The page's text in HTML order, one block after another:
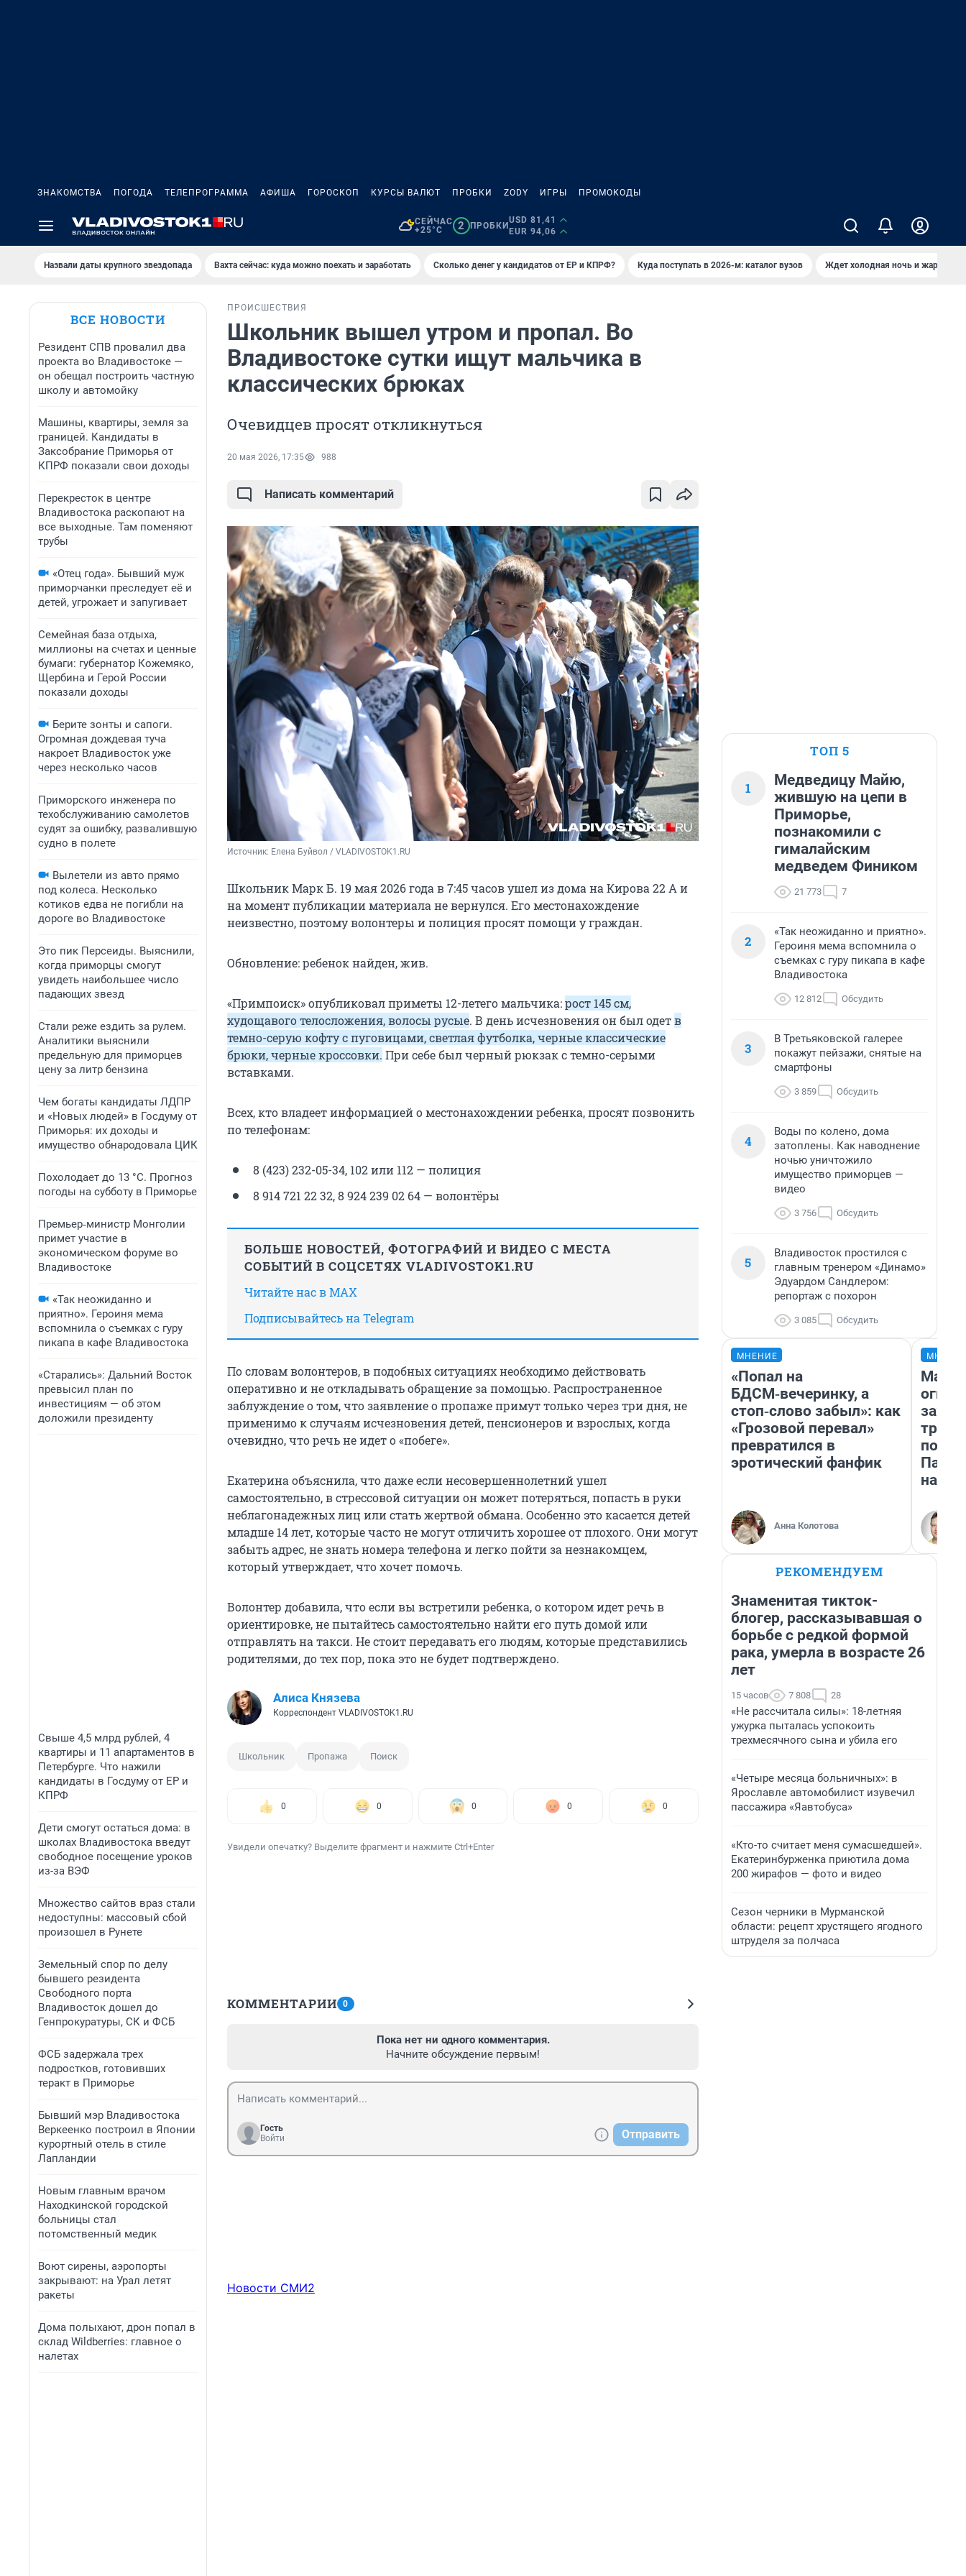
ЗНАКОМСТВА ПОГОДА ТЕЛЕПРОГРАММА АФИША ГОРОСКОП КУРСЫ ВАЛЮТ ПРОБКИ ZODY ИГРЫ ПРОМОКОДЫ
СЕЙЧАС
+25°C
2 ПРОБКИ
USD 81,41
EUR 94,06
Назвали даты крупного звездопада Вахта сейчас: куда можно поехать и заработать Сколько денег у кандидатов от ЕР и КПРФ? Куда поступать в 2026-м: каталог вузов Ждет холодная ночь и жаркий
ВСЕ НОВОСТИ
Резидент СПВ провалил два
проекта во Владивостоке —
он обещал построить частную
школу и автомойку
Машины, квартиры, земля за
границей. Кандидаты в
Заксобрание Приморья от
КПРФ показали свои доходы
Перекресток в центре
Владивостока раскопают на
все выходные. Там поменяют
трубы
«Отец года». Бывший муж
приморчанки преследует её и
детей, угрожает и запугивает
Семейная база отдыха,
миллионы на счетах и ценные
бумаги: губернатор Кожемяко,
Щербина и Герой России
показали доходы
Берите зонты и сапоги.
Огромная дождевая туча
накроет Владивосток уже
через несколько часов
Приморского инженера по
техобслуживанию самолетов
судят за ошибку, развалившую
судно в полете
Вылетели из авто прямо
под колеса. Несколько
котиков едва не погибли на
дороге во Владивостоке
Это пик Персеиды. Выяснили,
когда приморцы смогут
увидеть наибольшее число
падающих звезд
Стали реже ездить за рулем.
Аналитики выяснили
предельную для приморцев
цену за литр бензина
Чем богаты кандидаты ЛДПР
и «Новых людей» в Госдуму от
Приморья: их доходы и
имущество обнародовала ЦИК
Похолодает до 13 °C. Прогноз
погоды на субботу в Приморье
Премьер‑министр Монголии
примет участие в
экономическом форуме во
Владивостоке
«Так неожиданно и
приятно». Героиня мема
вспомнила о съемках с гуру
пикапа в кафе Владивостока
«Старались»: Дальний Восток
превысил план по
инвестициям — об этом
доложили президенту
Свыше 4,5 млрд рублей, 4
квартиры и 11 апартаментов в
Петербурге. Что нажили
кандидаты в Госдуму от ЕР и
КПРФ
Дети смогут остаться дома: в
школах Владивостока введут
свободное посещение уроков
из-за ВЭФ
Множество сайтов враз стали
недоступны: массовый сбой
произошел в Рунете
Земельный спор по делу
бывшего резидента
Свободного порта
Владивосток дошел до
Генпрокуратуры, СК и ФСБ
ФСБ задержала трех
подростков, готовивших
теракт в Приморье
Бывший мэр Владивостока
Веркеенко построил в Японии
курортный отель в стиле
Лапландии
Новым главным врачом
Находкинской городской
больницы стал
потомственный медик
Воют сирены, аэропорты
закрывают: на Урал летят
ракеты
Дома полыхают, дрон попал в
склад Wildberries: главное о
налетах
ПРОИСШЕСТВИЯ
Школьник вышел утром и пропал. Во
Владивостоке сутки ищут мальчика в
классических брюках
Очевидцев просят откликнуться
20 мая 2026, 17:35 988
Написать комментарий
Источник: Елена Буйвол / VLADIVOSTOK1.RU
Школьник Марк Б. 19 мая 2026 года в 7:45 часов ушел из дома на Кирова 22 А и
на момент публикации материала не вернулся. Его местонахождение
неизвестно, поэтому волонтеры и полиция просят помощи у граждан.
Обновление: ребенок найден, жив.
«Примпоиск» опубликовал приметы 12-летего мальчика:рост 145 см,
худощавого телосложения, волосы русые. В день исчезновения он был одетв
темно-серую кофту с пуговицами, светлая футболка, черные классические
брюки, черные кроссовки. При себе был черный рюкзак с темно-серыми
вставками.
Всех, кто владеет информацией о местонахождении ребенка, просят позвонить
по телефонам:
8 (423) 232-05-34, 102 или 112 — полиция
8 914 721 22 32, 8 924 239 02 64 — волонтёры
БОЛЬШЕ НОВОСТЕЙ, ФОТОГРАФИЙ И ВИДЕО С МЕСТА
СОБЫТИЙ В СОЦСЕТЯХ VLADIVOSTOK1.RU
Читайте нас в MAX
Подписывайтесь на Telegram
По словам волонтеров, в подобных ситуациях необходимо действовать
оперативно и не откладывать обращение за помощью. Распространенное
заблуждение о том, что заявление о пропаже примут только через три дня, не
применимо к случаям исчезновения детей, пенсионеров и взрослых, когда
очевидно, что речь не идет о «побеге».
Екатерина объяснила, что даже если несовершеннолетний ушел
самостоятельно, в стрессовой ситуации он может потеряться, попасть в руки
неблагонадежных лиц или стать жертвой обмана. Особенно это касается детей
младше 14 лет, которые часто не могут отличить хорошее от плохого. Они могут
забыть адрес, не знать номера телефона и легко пойти за незнакомцем,
который утверждает, что хочет помочь.
Волонтер добавила, что если вы встретили ребенка, о котором идет речь в
ориентировке, не пытайтесь самостоятельно найти его путь домой или
отправлять на такси. Не стоит передавать его людям, которые представились
родителями, до тех пор, пока это не будет подтверждено.
Алиса Князева
Корреспондент VLADIVOSTOK1.RU
Школьник Пропажа Поиск
0 0 0 0 0
Увидели опечатку? Выделите фрагмент и нажмите Ctrl+Enter
КОММЕНТАРИИ 0
Пока нет ни одного комментария.
Начните обсуждение первым!
Гость
Войти
Отправить
Новости СМИ2
ТОП 5
1
Медведицу Майю,
жившую на цепи в
Приморье,
познакомили с
гималайским
медведем Фиником
21 773 7
2
«Так неожиданно и приятно».
Героиня мема вспомнила о
съемках с гуру пикапа в кафе
Владивостока
12 812 Обсудить
3
В Третьяковской галерее
покажут пейзажи, снятые на
смартфоны
3 859 Обсудить
4
Воды по колено, дома
затоплены. Как наводнение
ночью уничтожило
имущество приморцев —
видео
3 756 Обсудить
5
Владивосток простился с
главным тренером «Динамо»
Эдуардом Сандлером:
репортаж с похорон
3 085 Обсудить
МНЕНИЕ
«Попал на
БДСМ‑вечеринку, а
стоп‑слово забыл»: как
«Грозовой перевал»
превратился в
эротический фанфик
Анна Колотова
Мало,
нас
РЕКОМЕНДУЕМ
Знаменитая тикток-
блогер, рассказывавшая о
борьбе с редкой формой
рака, умерла в возрасте 26
лет
15 часов 7 808 28
«Не рассчитала силы»: 18-летняя
ужурка пыталась успокоить
трехмесячного сына и убила его
«Четыре месяца больничных»: в
Ярославле автомобилист изувечил
пассажира «Яавтобуса»
«Кто-то считает меня сумасшедшей».
Екатеринбурженка приютила дома
200 жирафов — фото и видео
Сезон черники в Мурманской
области: рецепт хрустящего ягодного
штруделя за полчаса